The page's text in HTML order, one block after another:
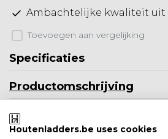
Ambachtelijke kwaliteit uit
Toevoegen aan vergelijking
Specificaties
Productomschrijving
Product informatie
Houtenladders.be uses cookies